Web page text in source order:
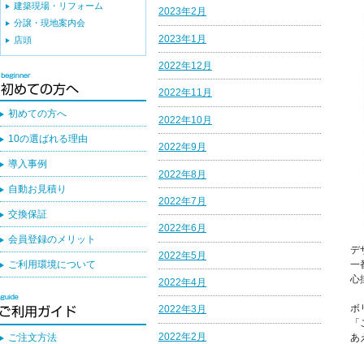
デ
一
心
ボ
あ
2023年2月
2023年1月
2022年12月
2022年11月
2022年10月
2022年9月
2022年8月
2022年7月
2022年6月
2022年5月
2022年4月
2022年3月
2022年2月
建築現場・リフォーム
分譲・現地案内会
店頭
初めての方へ
10の選ばれる理由
導入事例
自動お見積り
交換保証
会員登録のメリット
ご利用環境について
ご注文方法